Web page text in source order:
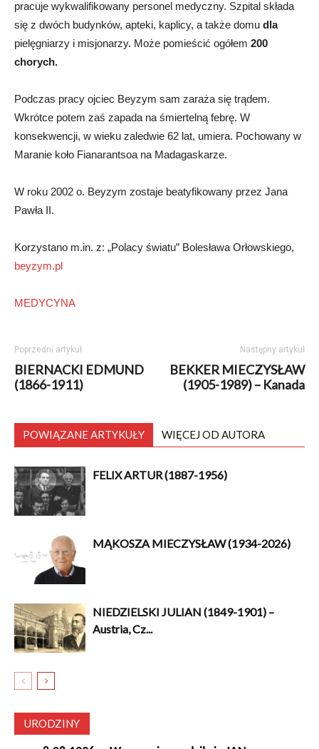
pracuje wykwalifikowany personel medyczny. Szpital składa
się z dwóch budynków, apteki, kaplicy, a także domu dla
pielęgniarzy i misjonarzy. Może pomieścić ogółem 200
chorych.
Podczas pracy ojciec Beyzym sam zaraża się trądem.
Wkrótce potem zaś zapada na śmiertelną febrę. W
konsekwencji, w wieku zaledwie 62 lat, umiera. Pochowany w
Maranie koło Fianarantsoa na Madagaskarze.
W roku 2002 o. Beyzym zostaje beatyfikowany przez Jana
Pawła II.
Korzystano m.in. z: „Polacy światu” Bolesława Orłowskiego,
beyzym.pl
MEDYCYNA
Poprzedni artykuł
BIERNACKI EDMUND
(1866-1911)
Następny artykuł
BEKKER MIECZYSŁAW
(1905-1989) – Kanada
POWIĄZANE ARTYKUŁY WIĘCEJ OD AUTORA
FELIX ARTUR (1887-1956)
MĄKOSZA MIECZYSŁAW (1934-2026)
NIEDZIELSKI JULIAN (1849-1901) –
Austria, Cz...
URODZINY